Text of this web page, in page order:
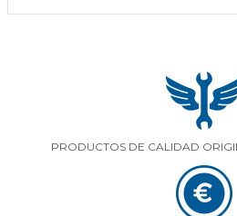
PRODUCTOS DE CALIDAD